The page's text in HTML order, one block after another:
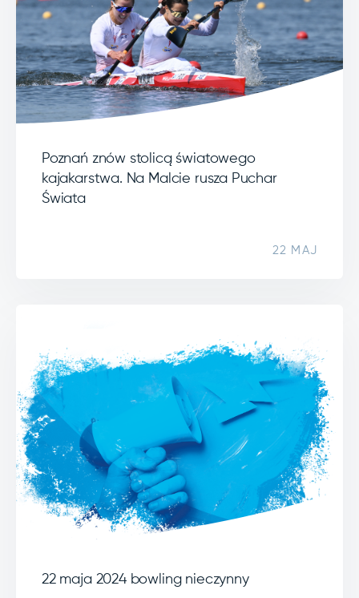
Poznań znów stolicą światowego
kajakarstwa. Na Malcie rusza Puchar
Świata
22 MAJ
22 maja 2024 bowling nieczynny